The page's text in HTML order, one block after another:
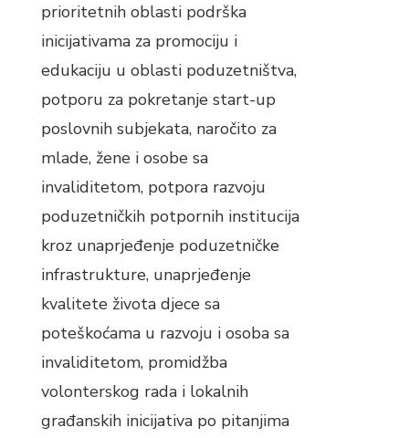
prioritetnih oblasti podrška
inicijativama za promociju i
edukaciju u oblasti poduzetništva,
potporu za pokretanje start-up
poslovnih subjekata, naročito za
mlade, žene i osobe sa
invaliditetom, potpora razvoju
poduzetničkih potpornih institucija
kroz unaprjeđenje poduzetničke
infrastrukture, unaprjeđenje
kvalitete života djece sa
poteškoćama u razvoju i osoba sa
invaliditetom, promidžba
volonterskog rada i lokalnih
građanskih inicijativa po pitanjima